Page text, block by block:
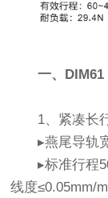
一、
1、紧凑长
▸燕尾导轨
▸标准行程
线度≤0.05mm/m